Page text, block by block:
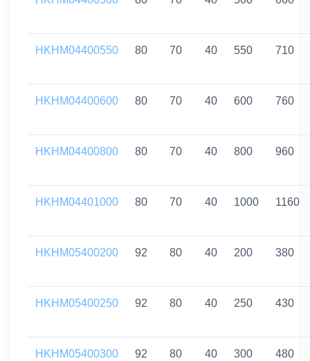
HKHM04400550 80 70 40 550 710
HKHM04400600 80 70 40 600 760
HKHM04400800 80 70 40 800 960
HKHM04401000 80 70 40 1000 1160
HKHM05400200 92 80 40 200 380
HKHM05400250 92 80 40 250 430
HKHM05400300 92 80 40 300 480